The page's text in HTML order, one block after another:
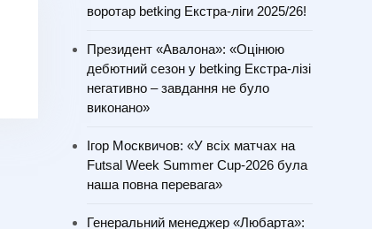
воротар betking Екстра-ліги 2025/26!
Президент «Авалона»: «Оцінюю
дебютний сезон у betking Екстра-лізі
негативно – завдання не було
виконано»
Ігор Москвичов: «У всіх матчах на
Futsal Week Summer Cup-2026 була
наша повна перевага»
Генеральний менеджер «Любарта»: